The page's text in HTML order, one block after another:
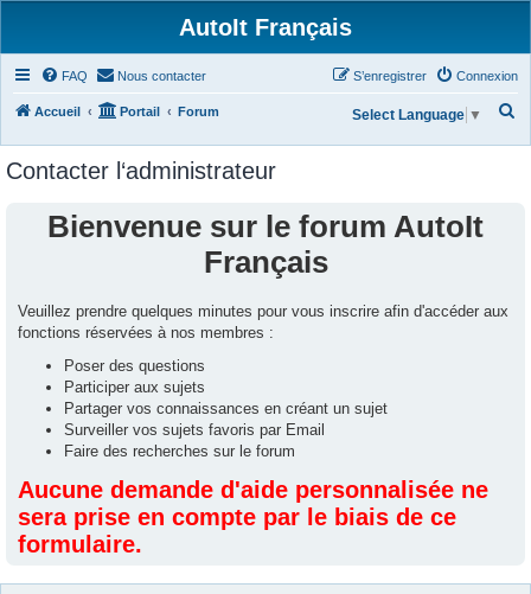
AutoIt Français
FAQ Nous contacter Connexion
S’enregistrer
Accueil Portail Forum Select Language ▼
Contacter l‘administrateur
Bienvenue sur le forum AutoIt
Français
Veuillez prendre quelques minutes pour vous inscrire afin d'accéder aux
fonctions réservées à nos membres :
Poser des questions
Participer aux sujets
Partager vos connaissances en créant un sujet
Surveiller vos sujets favoris par Email
Faire des recherches sur le forum
Aucune demande d'aide personnalisée ne
sera prise en compte par le biais de ce
formulaire.